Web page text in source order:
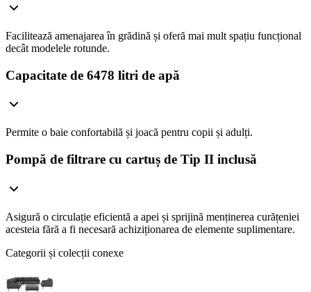
Facilitează amenajarea în grădină și oferă mai mult spațiu funcțional
decât modelele rotunde.
Capacitate de 6478 litri de apă
Permite o baie confortabilă și joacă pentru copii și adulți.
Pompă de filtrare cu cartuș de Tip II inclusă
Asigură o circulație eficientă a apei și sprijină menținerea curățeniei
acesteia fără a fi necesară achiziționarea de elemente suplimentare.
Categorii și colecții conexe